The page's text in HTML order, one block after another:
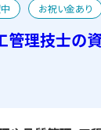
お祝い金あり
管理技士の